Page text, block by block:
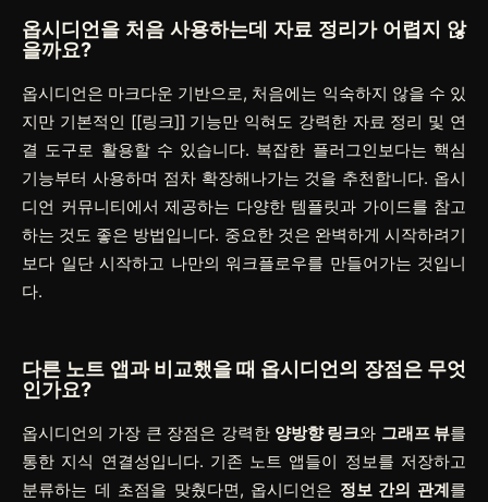
옵시디언을 처음 사용하는데 자료 정리가 어렵지 않
을까요?
옵시디언은 마크다운 기반으로, 처음에는 익숙하지 않을 수 있
지만 기본적인 [[링크]] 기능만 익혀도 강력한 자료 정리 및 연
결 도구로 활용할 수 있습니다. 복잡한 플러그인보다는 핵심
기능부터 사용하며 점차 확장해나가는 것을 추천합니다. 옵시
디언 커뮤니티에서 제공하는 다양한 템플릿과 가이드를 참고
하는 것도 좋은 방법입니다. 중요한 것은 완벽하게 시작하려기
보다 일단 시작하고 나만의 워크플로우를 만들어가는 것입니
다.
다른 노트 앱과 비교했을 때 옵시디언의 장점은 무엇
인가요?
옵시디언의 가장 큰 장점은 강력한 양방향 링크와 그래프 뷰를
통한 지식 연결성입니다. 기존 노트 앱들이 정보를 저장하고
분류하는 데 초점을 맞췄다면, 옵시디언은 정보 간의 관계를